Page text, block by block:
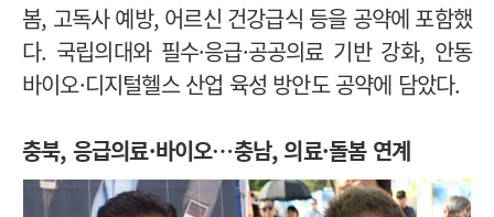
봄, 고독사 예방, 어르신 건강급식 등을 공약에 포함했
다. 국립의대와 필수·응급·공공의료 기반 강화, 안동
바이오·디지털헬스 산업 육성 방안도 공약에 담았다.
충북, 응급의료·바이오…충남, 의료·돌봄 연계